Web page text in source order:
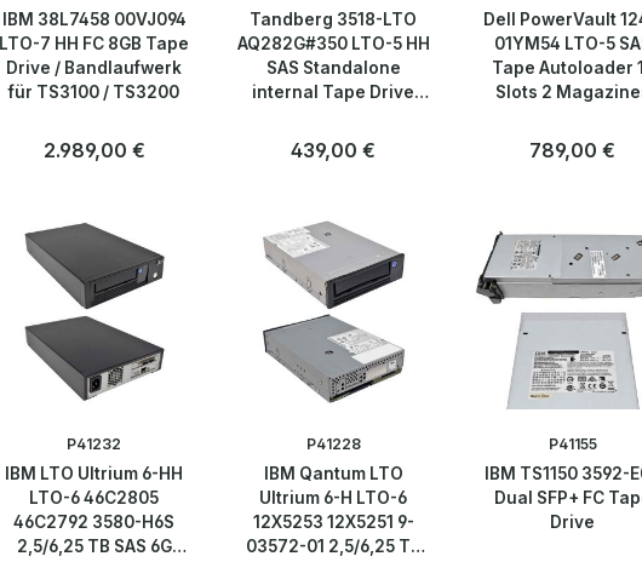
IBM 38L7458 00VJ094
LTO-7 HH FC 8GB Tape
Drive / Bandlaufwerk
für TS3100 / TS3200
Regulärer Preis:
2.989,00 €
Tandberg 3518-LTO
AQ282G#350 LTO-5 HH
SAS Standalone
internal Tape Drive
Regulärer Preis:
439,00 €
Dell PowerVault
01YM54 LTO-5
Tape Autoloader
Slots 2
Regulärer Preis:
789,00 €
P41232
IBM LTO Ultrium 6-HH
LTO-6 46C2805
46C2792 3580-H6S
2,5/6,25 TB SAS 6G
P41228
IBM Qantum LTO
Ultrium 6-H LTO-6
12X5253 12X5251 9-
03572-01 2,5/6,25 TB
P41155
IBM TS1150 3592-
Dual SFP+ FC
Drive